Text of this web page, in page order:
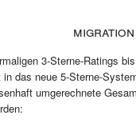
3-Sterne-Ratings
das neue 5-Sterne-
umgerechnete